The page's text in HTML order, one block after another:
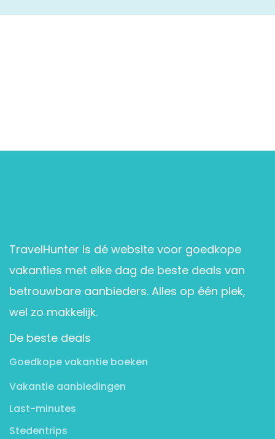
TravelHunter is dé website voor goedkope
vakanties met elke dag de beste deals van
betrouwbare aanbieders. Alles op één plek,
wel zo makkelijk.
De beste deals
Goedkope vakantie boeken
Vakantie aanbiedingen
Last-minutes
Stedentrips